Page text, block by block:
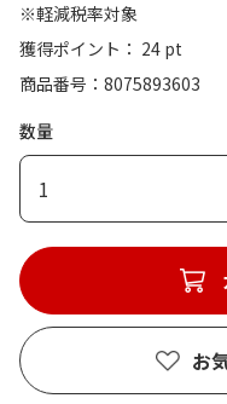
※軽減税率対象
獲得ポイント： 24 pt
商品番号
8075893603
数量
1
お